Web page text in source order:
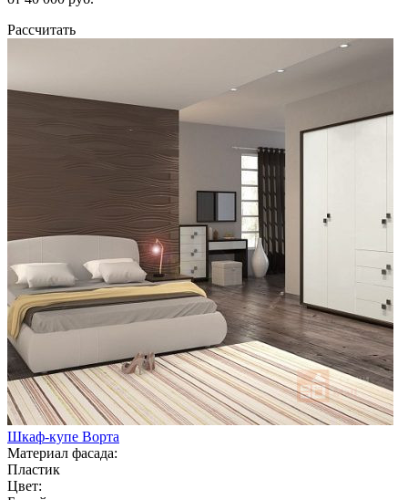
Рассчитать
Шкаф-купе Ворта
Материал фасада:
Пластик
Цвет: